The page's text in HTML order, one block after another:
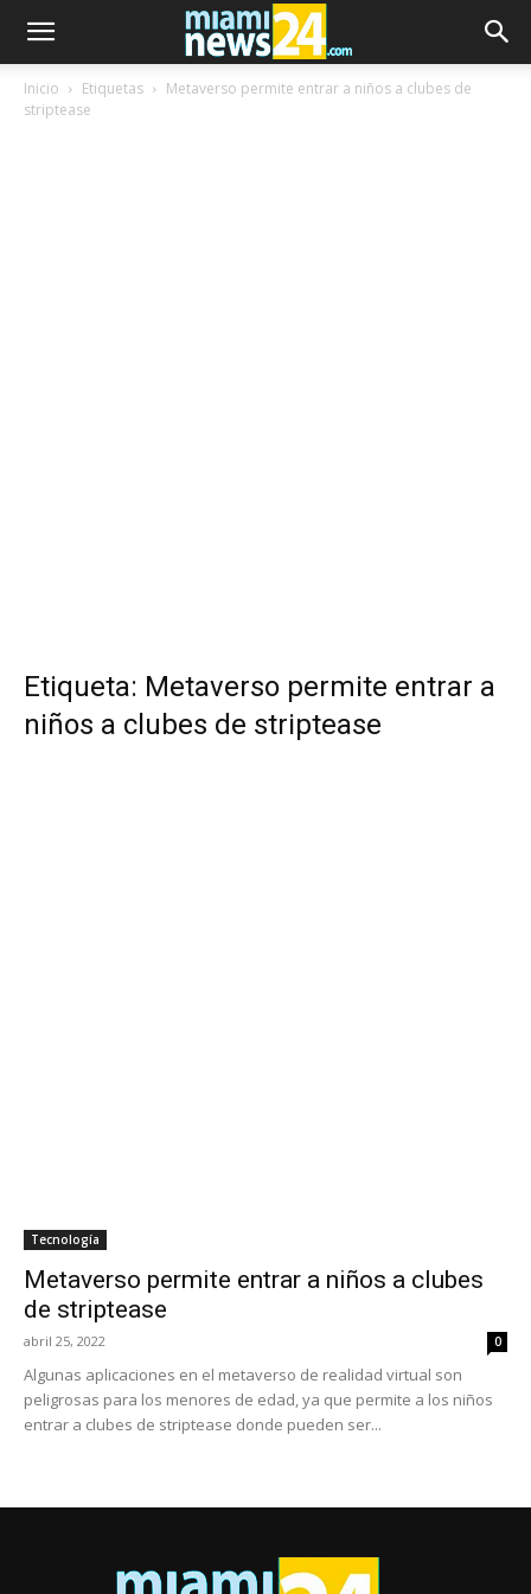
Inicio Etiquetas
Metaverso permite entrar a niños a clubes de
striptease
Etiqueta: Metaverso permite entrar a
niños a clubes de striptease
Tecnología
Metaverso permite entrar a niños a clubes
de striptease
abril 25, 2022 0
Algunas aplicaciones en el metaverso de realidad virtual son
peligrosas para los menores de edad, ya que permite a los niños
entrar a clubes de striptease donde pueden ser...